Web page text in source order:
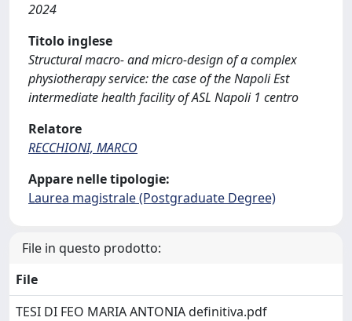
2024
Titolo inglese
Structural macro- and micro-design of a complex
physiotherapy service: the case of the Napoli Est
intermediate health facility of ASL Napoli 1 centro
Relatore
RECCHIONI, MARCO
Appare nelle tipologie:
Laurea magistrale (Postgraduate Degree)
File in questo prodotto:
File
TESI DI FEO MARIA ANTONIA definitiva.pdf